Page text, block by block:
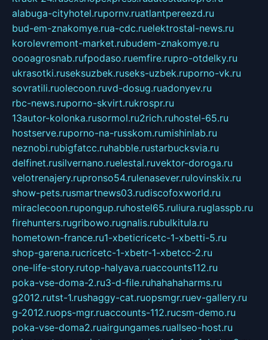
alabuga-cityhotel.rupornv.ruatlantpereezd.ru
bud-em-znakomye.rua-cdc.ruelektrostal-news.ru
korolevremont-market.rubudem-znakomye.ru
oooagrosnab.rufpodaso.ruemfire.rupro-otdelky.ru
ukrasotki.ruseksuzbek.ruseks-uzbek.ruporno-vk.ru
sovratili.ruolecoon.ruvd-dosug.ruadonyev.ru
rbc-news.ruporno-skvirt.rukrospr.ru
13autor-kolonka.rusormol.ru2rich.ruhostel-65.ru
hostserve.ruporno-na-russkom.rumishinlab.ru
neznobi.rubigfatcc.ruhabble.rustarbucksvia.ru
delfinet.rusilvernano.ruelestal.ruvektor-doroga.ru
velotrenajery.rupronso54.rulenasever.rulovinskix.ru
show-pets.rusmartnews03.rudiscofoxworld.ru
miraclecoon.rupongup.ruhostel65.ruliura.ruglasspb.ru
firehunters.rugribowo.rugnalis.rubulkitula.ru
hometown-france.ru1-xbeticricetc-1-xbetti-5.ru
shop-garena.rucricetc-1-xbetr-1-xbetcc-2.ru
one-life-story.rutop-halyava.ruaccounts112.ru
poka-vse-doma-2.ru3-d-file.ruhahahaharms.ru
g2012.rutst-1.rushaggy-cat.ruopsmgr.ruev-gallery.ru
g-2012.ruops-mgr.ruaccounts-112.rucsm-demo.ru
poka-vse-doma2.ruairgungames.ruallseo-host.ru